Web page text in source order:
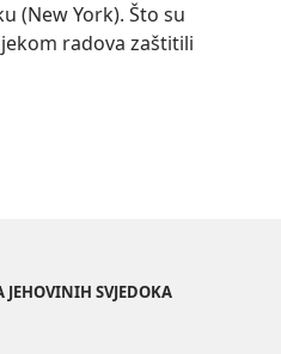
(New York). Što su
radova zaštitili
SVJEDOKA